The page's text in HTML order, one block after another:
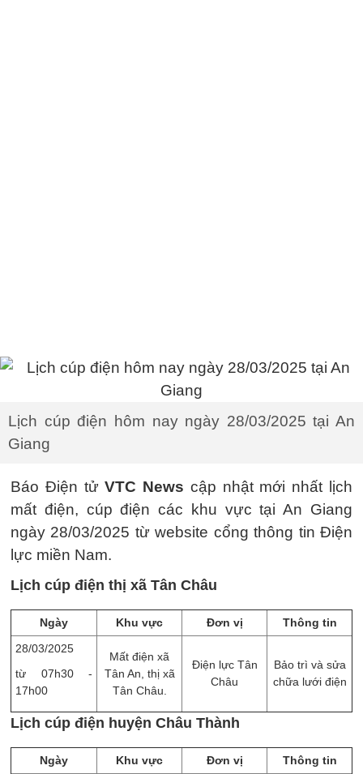
Lịch cúp điện hôm nay ngày 28/03/2025 tại An
Giang
Báo Điện tửVTC News cập nhật mới nhất lịch
mất điện, cúp điện các khu vực tại An Giang
ngày 28/03/2025 từ website cổng thông tin Điện
lực miền Nam.
Lịch cúp điện thị xã Tân Châu
Ngày Khu vực Đơn vị
Thông tin
28/03/2025
từ 07h30 -
17h00
Mất điện xã
Tân An, thị xã
Tân Châu.
Điện lực Tân
Châu
Bảo trì và sửa
chữa lưới điện
Lịch cúp điện huyện Châu Thành
Ngày Khu vực Đơn vị Thông tin